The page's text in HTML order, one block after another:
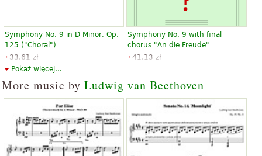
Symphony No. 9 in D Minor, Op.
125 ("Choral")
33,61 zł
Choir
Symphony No. 9 with final
chorus "An die Freude"
41,13 zł
Pokaż więcej...
More music by Ludwig van Beethoven